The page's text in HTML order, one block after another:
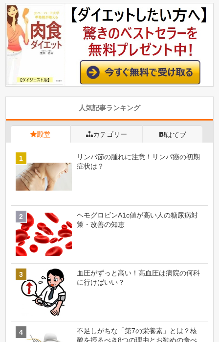
人気記事ランキング
殿堂 カテゴリー はてブ
リンパ節の腫れに注意！リンパ癌の初期
症状は？
ヘモグロビンA1c値が高い人の糖尿病対
策・改善の知恵
血圧がずっと高い！高血圧は病院の何科
に行けばいい？
不足しがちな「第7の栄養素」とは？核
酸を摂るべき8つの理由とお勧めの食べ